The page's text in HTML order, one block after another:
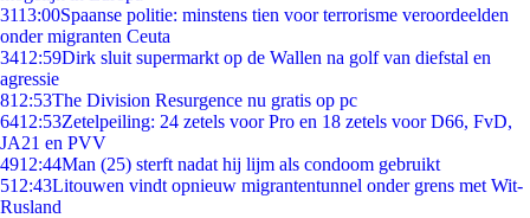
3113:00Spaanse politie: minstens tien voor terrorisme veroordeelden
onder migranten Ceuta
3412:59Dirk sluit supermarkt op de Wallen na golf van diefstal en
agressie
812:53The Division Resurgence nu gratis op pc
6412:53Zetelpeiling: 24 zetels voor Pro en 18 zetels voor D66, FvD,
JA21 en PVV
4912:44Man (25) sterft nadat hij lijm als condoom gebruikt
512:43Litouwen vindt opnieuw migrantentunnel onder grens met Wit-
Rusland